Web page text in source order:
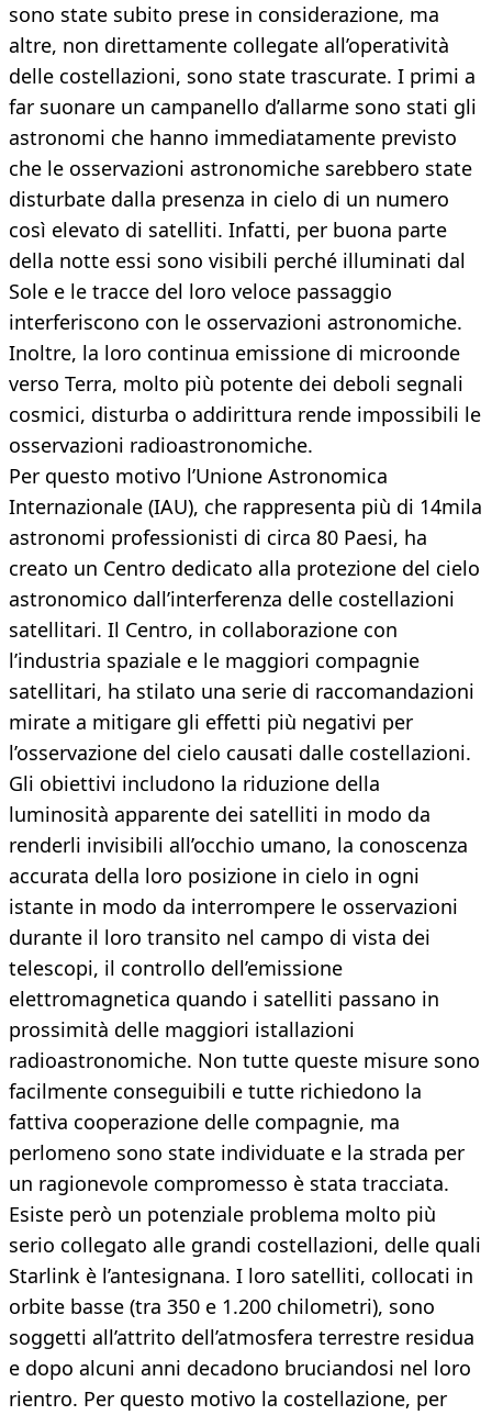
sono state subito prese in considerazione, ma
altre, non direttamente collegate all’operatività
delle costellazioni, sono state trascurate. I primi a
far suonare un campanello d’allarme sono stati gli
astronomi che hanno immediatamente previsto
che le osservazioni astronomiche sarebbero state
disturbate dalla presenza in cielo di un numero
così elevato di satelliti. Infatti, per buona parte
della notte essi sono visibili perché illuminati dal
Sole e le tracce del loro veloce passaggio
interferiscono con le osservazioni astronomiche.
Inoltre, la loro continua emissione di microonde
verso Terra, molto più potente dei deboli segnali
cosmici, disturba o addirittura rende impossibili le
osservazioni radioastronomiche.
Per questo motivo l’Unione Astronomica
Internazionale (IAU), che rappresenta più di 14mila
astronomi professionisti di circa 80 Paesi, ha
creato un Centro dedicato alla protezione del cielo
astronomico dall’interferenza delle costellazioni
satellitari. Il Centro, in collaborazione con
l’industria spaziale e le maggiori compagnie
satellitari, ha stilato una serie di raccomandazioni
mirate a mitigare gli effetti più negativi per
l’osservazione del cielo causati dalle costellazioni.
Gli obiettivi includono la riduzione della
luminosità apparente dei satelliti in modo da
renderli invisibili all’occhio umano, la conoscenza
accurata della loro posizione in cielo in ogni
istante in modo da interrompere le osservazioni
durante il loro transito nel campo di vista dei
telescopi, il controllo dell’emissione
elettromagnetica quando i satelliti passano in
prossimità delle maggiori istallazioni
radioastronomiche. Non tutte queste misure sono
facilmente conseguibili e tutte richiedono la
fattiva cooperazione delle compagnie, ma
perlomeno sono state individuate e la strada per
un ragionevole compromesso è stata tracciata.
Esiste però un potenziale problema molto più
serio collegato alle grandi costellazioni, delle quali
Starlink è l’antesignana. I loro satelliti, collocati in
orbite basse (tra 350 e 1.200 chilometri), sono
soggetti all’attrito dell’atmosfera terrestre residua
e dopo alcuni anni decadono bruciandosi nel loro
rientro. Per questo motivo la costellazione, per